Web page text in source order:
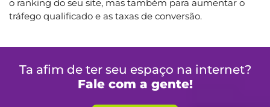
o ranking do seu site, mas também para aumentar o
tráfego qualificado e as taxas de conversão.
Ta afim de ter seu espaço na internet?
Fale com a gente!